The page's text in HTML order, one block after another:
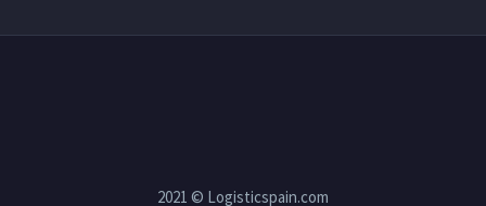
2021 © Logisticspain.com